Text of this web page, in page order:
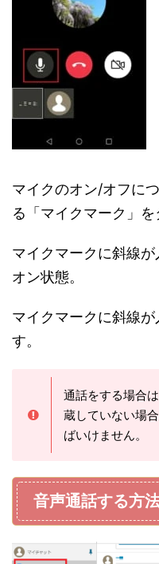
マイクのオン/オフに
る「マイクマーク」を
マイクマークに斜線
オン状態。
マイクマークに斜線
す。
通話をする場合
蔵していない場
ばいけません。
音声通話する方法